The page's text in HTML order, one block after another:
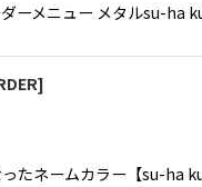
メニュー メタルsu-ha
]
たネームカラー【su-ha